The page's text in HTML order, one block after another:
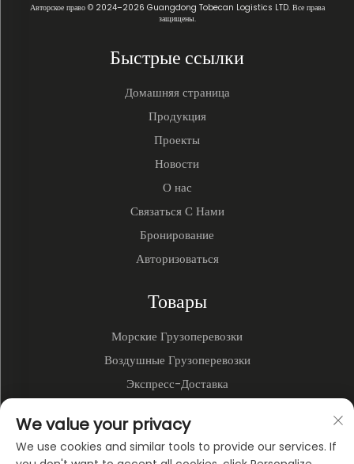
Авторское право © 2024–2026 Guangdong Tobecan Logistics LTD. Все права
защищены.
Быстрые ссылки
Домашняя страница
Продукция
Проекты
Новости
О нас
Связаться С Нами
Бронирование
Авторизоваться
Товары
Морские Грузоперевозки
Воздушные Грузоперевозки
Экспресс-Доставка
Наземные Перевозки
Мультимодальные Перевозки
We value your privacy
We use cookies and similar tools to provide our services. If